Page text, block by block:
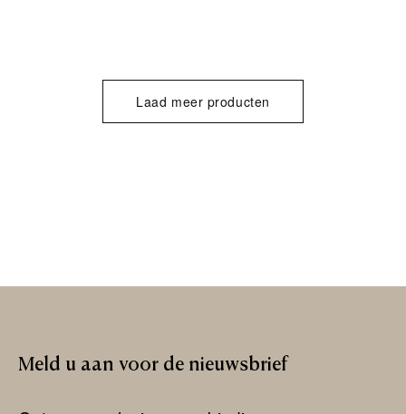
Laad meer producten
Meld u aan voor de nieuwsbrief